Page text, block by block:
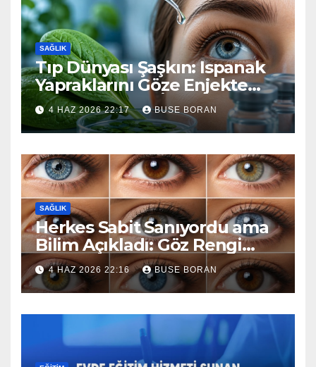
SAĞLIK
Tıp Dünyası Şaşkın: Ispanak
Yapraklarını Göze Enjekte
Ettiler, Sonuca İnanamadılar
4 HAZ 2026 22:17 BUSE BORAN
SAĞLIK
Herkes Sabit Sanıyordu ama
Bilim Açıkladı: Göz Rengi
Yaşlandıkça Değişir mi?
4 HAZ 2026 22:16 BUSE BORAN